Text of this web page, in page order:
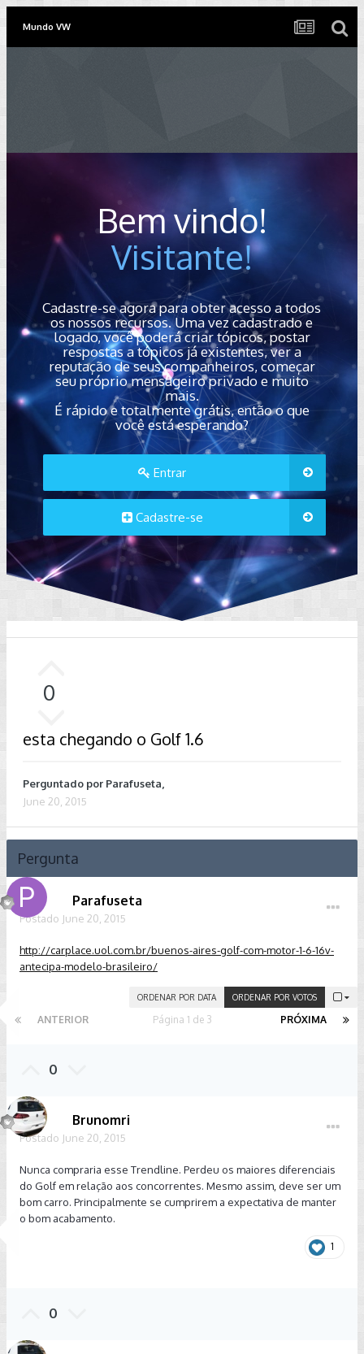
Mundo VW
Bem vindo!
Visitante!
Cadastre-se agora para obter acesso a todos
os nossos recursos. Uma vez cadastrado e
logado, você poderá criar tópicos, postar
respostas a tópicos já existentes, ver a
reputação de seus companheiros, começar
seu próprio mensageiro privado e muito
mais.
É rápido e totalmente grátis, então o que
você está esperando?
Entrar
Cadastre-se
0
esta chegando o Golf 1.6
Perguntado por Parafuseta
June 20, 2015
Pergunta
Parafuseta
Postado June 20, 2015
http://carplace.uol.com.br/buenos-aires-golf-com-motor-1-6-16v-
antecipa-modelo-brasileiro/
ORDENAR POR VOTOS
ORDENAR POR DATA
ANTERIOR PRÓXIMA
Página 1 de 3
0
Brunomri
Postado June 20, 2015
Nunca compraria esse Trendline. Perdeu os maiores diferenciais
do Golf em relação aos concorrentes. Mesmo assim, deve ser um
bom carro. Principalmente se cumprirem a expectativa de manter
o bom acabamento.
1
0